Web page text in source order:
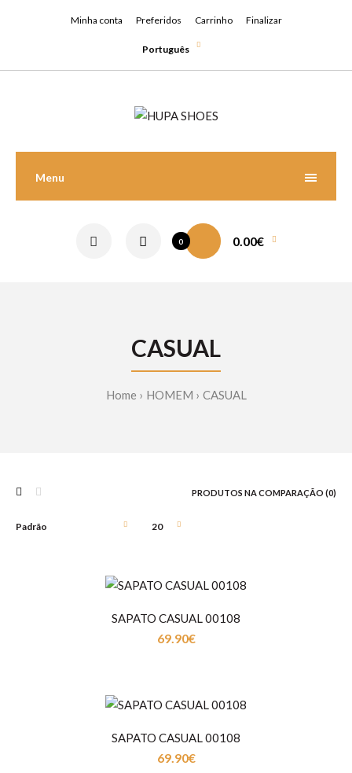
Minha conta Preferidos Carrinho Finalizar
Português
Menu
0 0.00€
CASUAL
Home HOMEM CASUAL
PRODUTOS NA COMPARAÇÃO (0)
Sapato Homem em PeleForro em TêxtilPalmilha em
SAPATO CASUAL 00108
69.90€
SAPATO CASUAL 00108
69.90€